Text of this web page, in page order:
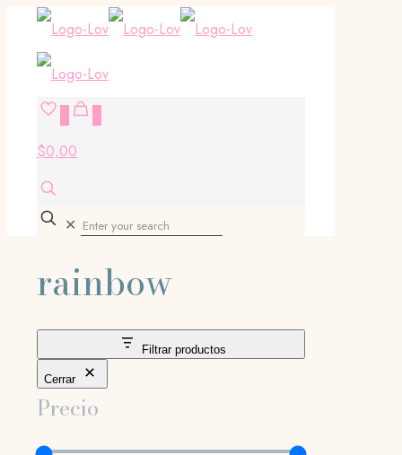
$0,00
✕
rainbow
Filtrar productos
Cerrar
Precio